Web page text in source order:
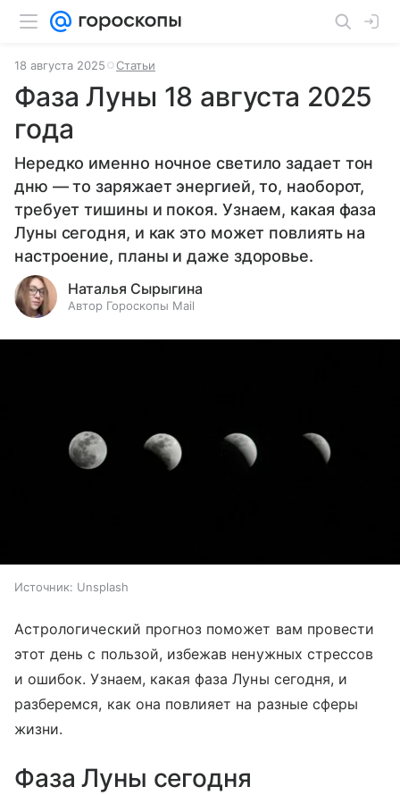
18 августа 2025 Статьи
Фаза Луны 18 августа 2025
года
Нередко именно ночное светило задает тон
дню — то заряжает энергией, то, наоборот,
требует тишины и покоя. Узнаем, какая фаза
Луны сегодня, и как это может повлиять на
настроение, планы и даже здоровье.
Наталья Сырыгина
Автор Гороскопы Mail
Источник: Unsplash
Астрологический прогноз поможет вам провести
этот день с пользой, избежав ненужных стрессов
и ошибок. Узнаем, какая фаза Луны сегодня, и
разберемся, как она повлияет на разные сферы
жизни.
Фаза Луны сегодня